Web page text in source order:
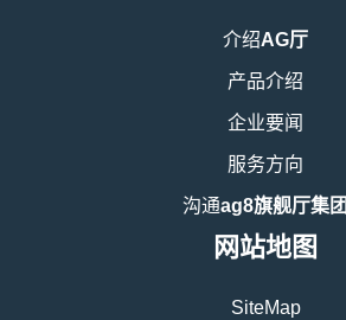
介绍AG厅
产品介绍
企业要闻
服务方向
沟通ag8旗舰厅集团
网站地图
SiteMap